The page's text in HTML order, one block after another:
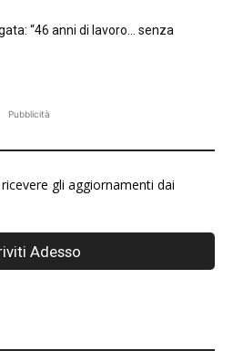
“46 anni di lavoro… senza
Pubblicità
gli aggiornamenti dai